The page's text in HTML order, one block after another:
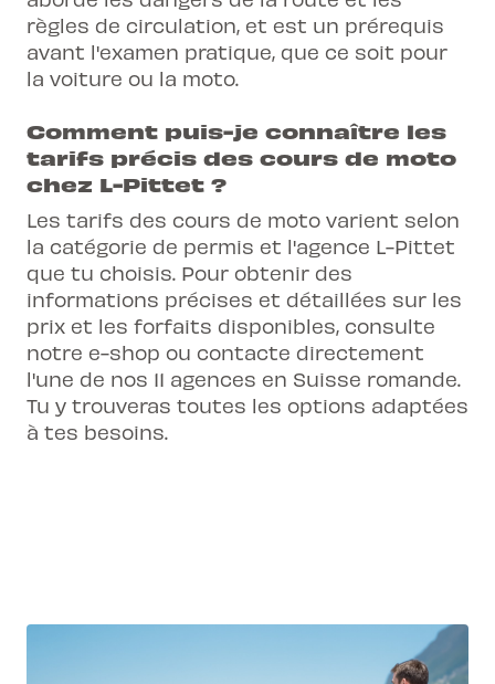
règles de circulation, et est un prérequis
avant l'examen pratique, que ce soit pour
la voiture ou la moto.
Comment puis-je connaître les
tarifs précis des cours de moto
chez L-Pittet ?
Les tarifs des cours de moto varient selon
la catégorie de permis et l'agence L-Pittet
que tu choisis. Pour obtenir des
informations précises et détaillées sur les
prix et les forfaits disponibles, consulte
notre e-shop ou contacte directement
l'une de nos 11 agences en Suisse romande.
Tu y trouveras toutes les options adaptées
à tes besoins.